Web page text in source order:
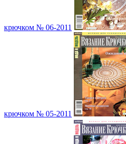
крючком № 06-2011
крючком № 05-2011